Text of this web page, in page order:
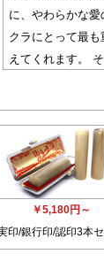
に、やわらかな
クラにとって最
えてくれます。
￥5,180円～
印/銀行印/認印3本セ